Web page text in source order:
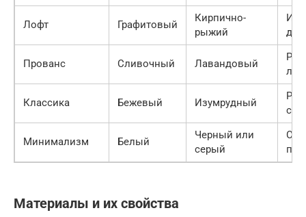
Лофт Графитовый
Кирпично-
рыжий
Прованс Сливочный Лавандовый
Классика Бежевый Изумрудный
Минимализм Белый
Черный или
серый
Материалы и их свойства